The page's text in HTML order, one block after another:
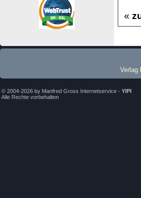
«
Verlag
© 2004-2026 by Manfred Gross Internetservice - YIPI
Alle Rechte vorbehalten